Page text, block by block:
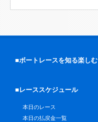
■ボートレースを知る楽しむ
■レーススケジュール
本日のレース
本日の払戻金一覧